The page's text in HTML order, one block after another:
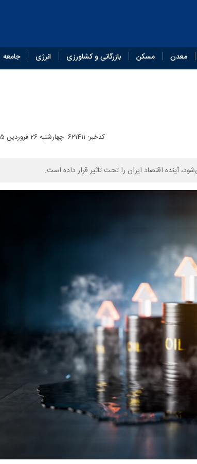
معدن مسکن بازرگانی و کشاورزی انرژی جامعه
کدخبر: 621411 چهارشنبه 26 فروردین 1405
اقتصاد ایران را تحت تاثیر قرار داده است.